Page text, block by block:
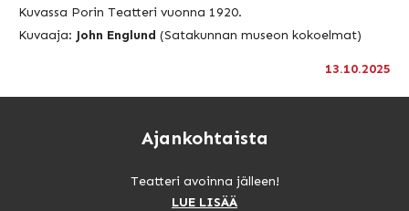
Ajankohtaista
Teatteri avoinna jälleen!
LUE LISÄÄ
Kuvassa Porin Teatteri vuonna 1920.
Kuvaaja: John Englund (Satakunnan museon kokoelmat)
13.10.2025